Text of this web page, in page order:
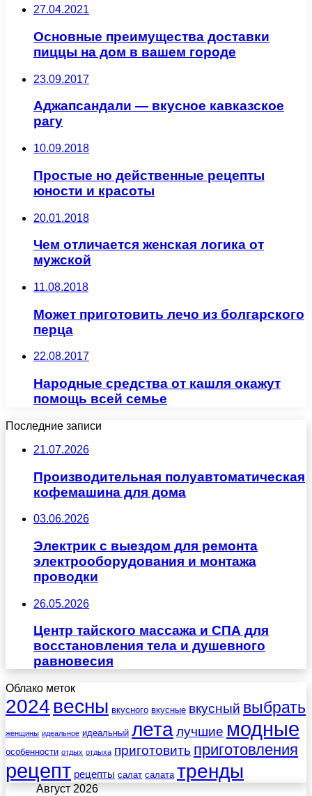
27.04.2021
Основные преимущества доставки
пиццы на дом в вашем городе
23.09.2017
Аджапсандали — вкусное кавказское
рагу
10.09.2018
Простые но действенные рецепты
юности и красоты
20.01.2018
Чем отличается женская логика от
мужской
11.08.2018
Может приготовить лечо из болгарского
перца
22.08.2017
Народные средства от кашля окажут
помощь всей семье
Последние записи
21.07.2026
Производительная полуавтоматическая
кофемашина для дома
03.06.2026
Электрик с выездом для ремонта
электрооборудования и монтажа
проводки
26.05.2026
Центр тайского массажа и СПА для
восстановления тела и душевного
равновесия
Облако меток
2024 весны вкусного вкусные вкусный выбрать
женщины идеальное идеальный леталучшие модные
особенности отдых отдыха приготовить приготовления
рецепт рецепты салат салата тренды
Август 2026